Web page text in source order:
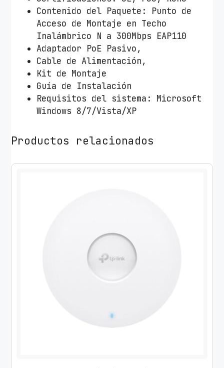
Contenido del Paquete: Punto de
Acceso de Montaje en Techo
Inalámbrico N a 300Mbps EAP110
Adaptador PoE Pasivo,
Cable de Alimentación,
Kit de Montaje
Guía de Instalación
Requisitos del sistema: Microsoft
Windows 8/7/Vista/XP
Productos relacionados